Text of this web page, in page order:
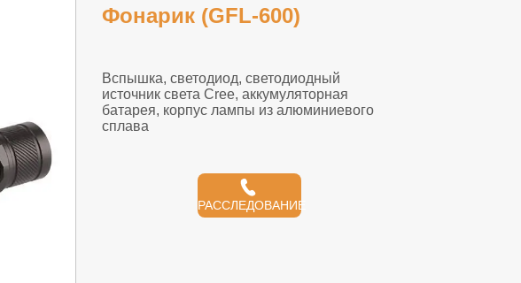
Фонарик (GFL-600)
РАССЛЕДОВАНИЕ